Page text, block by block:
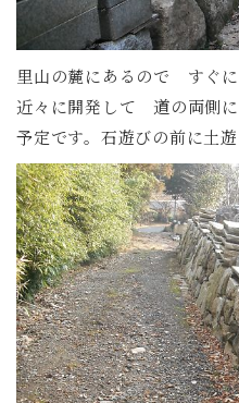
里山の麓にあるので すぐ
近々に開発して 道の両側
予定です。石遊びの前に土